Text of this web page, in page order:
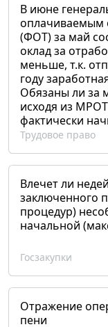
В июне
оплачиваемым
(ФОТ) за май
оклад за
меньше, т.к.
году
Обязаны ли за
исходя из
фактически
Трудовое право
Влечет ли
заключенного
процедур)
начальной
Госзакупки
Отражение
пени